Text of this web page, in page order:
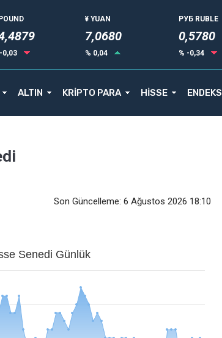
0,03
¥ YUAN
7,0680
% 0,04
РУБ RUBLE
0,5780
% -0,34
ALTIN KRİPTO PARA HİSSE ENDEKS
Son Güncelleme: 6 Ağustos 2026 18:10
Senedi Günlük